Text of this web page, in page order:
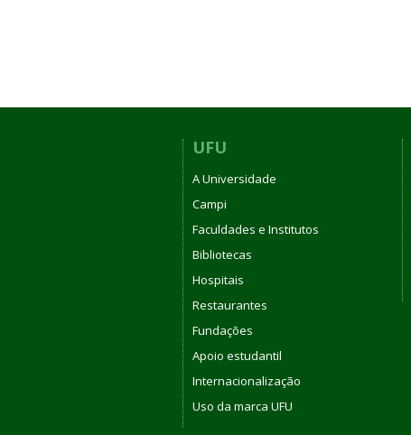
UFU
A Universidade
Campi
Faculdades e Institutos
Bibliotecas
Hospitais
Restaurantes
Fundações
Apoio estudantil
Internacionalização
Uso da marca UFU